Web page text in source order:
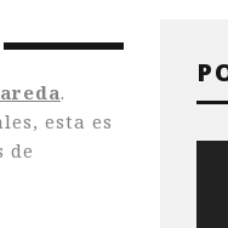
.
esta es
de